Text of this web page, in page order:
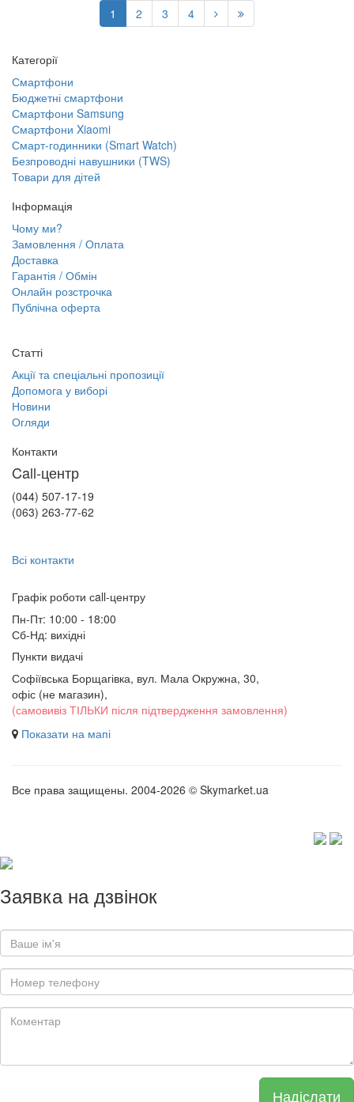
1 2 3 4
Категорії
Смартфони
Бюджетні смартфони
Смартфони Samsung
Смартфони Xiaomi
Смарт-годинники (Smart Watch)
Безпроводні навушники (TWS)
Товари для дітей
Інформація
Чому ми?
Замовлення / Оплата
Доставка
Гарантія / Обмін
Онлайн розстрочка
Публічна оферта
Статті
Акції та спеціальні пропозиції
Допомога у виборі
Новини
Огляди
Контакти
Call-центр
(044) 507-17-19
(063) 263-77-62
Всі контакти
Графік роботи сall-центру
Пн-Пт: 10:00 - 18:00
Сб-Нд: вихідні
Пункти видачі
Софіївська Борщагівка, вул. Мала Окружна, 30,
офіс (не магазин),
(самовивіз ТІЛЬКИ після підтвердження замовлення)
Показати на мапі
Все права защищены. 2004-2026 © Skymarket.ua
Заявка на дзвінок
Надіслати